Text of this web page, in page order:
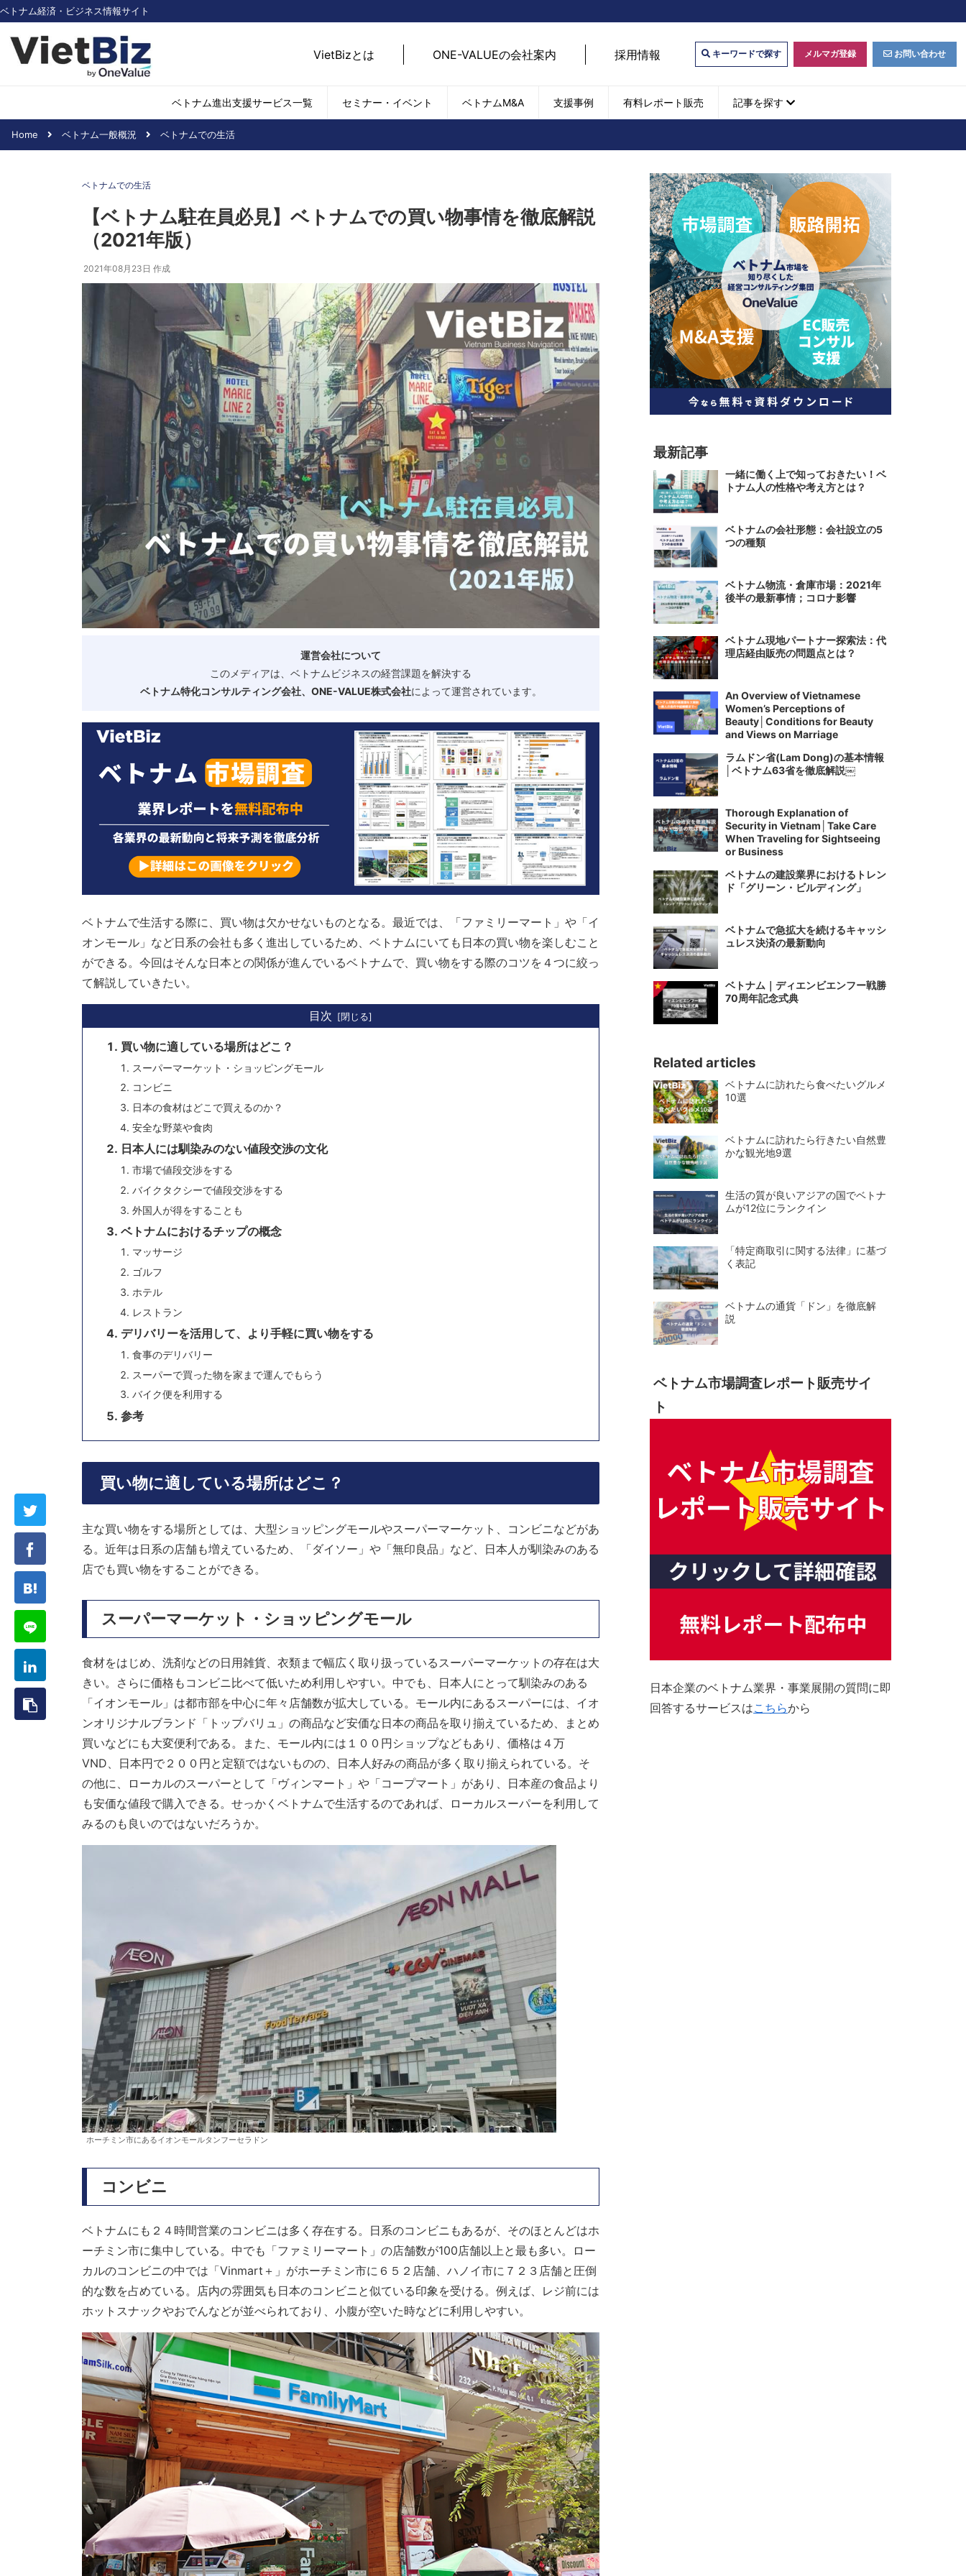
ベトナム経済・ビジネス情報サイト
VietBizとは ONE-VALUEの会社案内 採用情報 キーワードで探す メルマガ登録 お問い合わせ
ベトナム進出支援サービス一覧 セミナー・イベント ベトナムM&A 支援事例 有料レポート販売 記事を探す
日用消費・小売
デジタル経済・IT
アパレル
加工食品
化学・素材
SDGs・ESG
外国直接投資（FDI）
現地パートナー探索
デジタルマーケティング・
web広告
M&A動向
ベトナム企業買収・出資
ベトナム進出
会社設立
外資規制
財務・会計
税制
補助金・助成金
ベトナム企業
ベトナム企業動向
スタートアップ企業
ベトナム人材
特定技能
高度人材・エンジニア
ベトナム一般概況
ベトナムでの生活
文化・社会
政治
ベトナムで働く・仕事 ベトナム業界地図
Home ベトナム一般概況 ベトナムでの生活
ベトナムでの生活
【ベトナム駐在員必見】ベトナムでの買い物事情を徹底解説
（2021年版）
2021年08月23日 作成
運営会社について
このメディアは、ベトナムビジネスの経営課題を解決する
ベトナム特化コンサルティング会社、ONE-VALUE株式会社によって運営されています。
ベトナムで生活する際に、買い物は欠かせないものとなる。最近では、「ファミリーマート」や「イ
オンモール」など日系の会社も多く進出しているため、ベトナムにいても日本の買い物を楽しむこと
ができる。今回はそんな日本との関係が進んでいるベトナムで、買い物をする際のコツを４つに絞っ
て解説していきたい。
目次
買い物に適している場所はどこ？
スーパーマーケット・ショッピングモール
コンビニ
日本の食材はどこで買えるのか？
安全な野菜や食肉
日本人には馴染みのない値段交渉の文化
市場で値段交渉をする
バイクタクシーで値段交渉をする
外国人が得をすることも
ベトナムにおけるチップの概念
マッサージ
ゴルフ
ホテル
レストラン
デリバリーを活用して、より手軽に買い物をする
食事のデリバリー
スーパーで買った物を家まで運んでもらう
バイク便を利用する
参考
買い物に適している場所はどこ？
主な買い物をする場所としては、大型ショッピングモールやスーパーマーケット、コンビニなどがあ
る。近年は日系の店舗も増えているため、「ダイソー」や「無印良品」など、日本人が馴染みのある
店でも買い物をすることができる。
スーパーマーケット・ショッピングモール
食材をはじめ、洗剤などの日用雑貨、衣類まで幅広く取り扱っているスーパーマーケットの存在は大
きい。さらに価格もコンビニ比べて低いため利用しやすい。中でも、日本人にとって馴染みのある
「イオンモール」は都市部を中心に年々店舗数が拡大している。モール内にあるスーパーには、イオ
ンオリジナルブランド「トップバリュ」の商品など安価な日本の商品を取り揃えているため、まとめ
買いなどにも大変便利である。また、モール内には１００円ショップなどもあり、価格は４万
VND、日本円で２００円と定額ではないものの、日本人好みの商品が多く取り揃えられている。そ
の他に、ローカルのスーパーとして「ヴィンマート」や「コープマート」があり、日本産の食品より
も安価な値段で購入できる。せっかくベトナムで生活するのであれば、ローカルスーパーを利用して
みるのも良いのではないだろうか。
ホーチミン市にあるイオンモールタンフーセラドン
コンビニ
ベトナムにも２４時間営業のコンビニは多く存在する。日系のコンビニもあるが、そのほとんどはホ
ーチミン市に集中している。中でも「ファミリーマート」の店舗数が100店舗以上と最も多い。ロー
カルのコンビニの中では「Vinmart＋」がホーチミン市に６５２店舗、ハノイ市に７２３店舗と圧倒
的な数を占めている。店内の雰囲気も日本のコンビニと似ている印象を受ける。例えば、レジ前には
ホットスナックやおでんなどが並べられており、小腹が空いた時などに利用しやすい。
最新記事
一緒に働く上で知っておきたい！ベ
トナム人の性格や考え方とは？
ベトナムの会社形態：会社設立の5
つの種類
ベトナム物流・倉庫市場：2021年
後半の最新事情；コロナ影響
ベトナム現地パートナー探索法：代
理店経由販売の問題点とは？
An Overview of Vietnamese
Women’s Perceptions of
Beauty│Conditions for Beauty
and Views on Marriage
ラムドン省(Lam Dong)の基本情報
│ベトナム63省を徹底解説￼
Thorough Explanation of
Security in Vietnam│Take Care
When Traveling for Sightseeing
or Business
ベトナムの建設業界におけるトレン
ド「グリーン・ビルディング」
ベトナムで急拡大を続けるキャッシ
ュレス決済の最新動向
ベトナム｜ディエンビエンフー戦勝
70周年記念式典
Related articles
ベトナムに訪れたら食べたいグルメ
10選
ベトナムに訪れたら行きたい自然豊
かな観光地9選
生活の質が良いアジアの国でベトナ
ムが12位にランクイン
「特定商取引に関する法律」に基づ
く表記
ベトナムの通貨「ドン」を徹底解
説
ベトナム市場調査レポート販売サイ
ト
日本企業のベトナム業界・事業展開の質問に即
回答するサービスはこちらから